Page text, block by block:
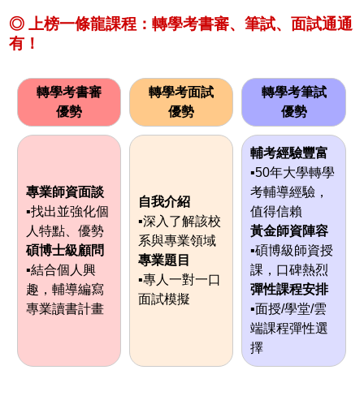
◎ 上榜一條龍課程：轉學考書審、筆試、面試通通
有！
轉學考書審
優勢
轉學考面試
優勢
轉學考筆試
優勢
專業師資面談
▪找出並強化個
人特點、優勢
碩博士級顧問
▪結合個人興
趣，輔導編寫
專業讀書計畫
自我介紹
▪深入了解該校
系與專業領域
專業題目
▪專人一對一口
面試模擬
輔考經驗豐富
▪50年大學轉學
考輔導經驗，
值得信賴
黃金師資陣容
▪碩博級師資授
課，口碑熱烈
彈性課程安排
▪面授/學堂/雲
端課程彈性選
擇